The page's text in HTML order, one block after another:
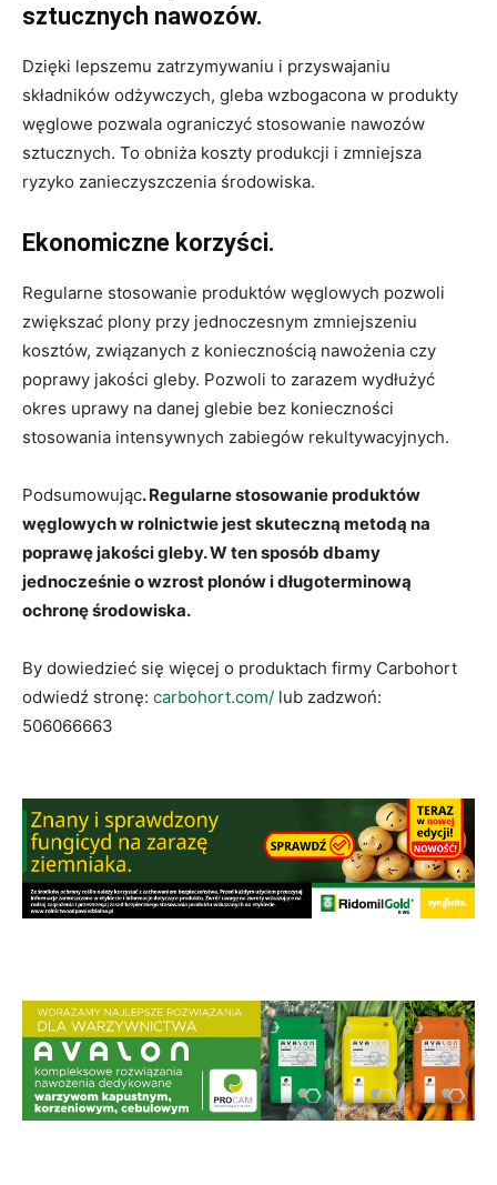
sztucznych nawozów.
Dzięki lepszemu zatrzymywaniu i przyswajaniu
składników odżywczych, gleba wzbogacona w produkty
węglowe pozwala ograniczyć stosowanie nawozów
sztucznych. To obniża koszty produkcji i zmniejsza
ryzyko zanieczyszczenia środowiska.
Ekonomiczne korzyści.
Regularne stosowanie produktów węglowych pozwoli
zwiększać plony przy jednoczesnym zmniejszeniu
kosztów, związanych z koniecznością nawożenia czy
poprawy jakości gleby. Pozwoli to zarazem wydłużyć
okres uprawy na danej glebie bez konieczności
stosowania intensywnych zabiegów rekultywacyjnych.
Podsumowując. Regularne stosowanie produktów
węglowych w rolnictwie jest skuteczną metodą na
poprawę jakości gleby. W ten sposób dbamy
jednocześnie o wzrost plonów i długoterminową
ochronę środowiska.
By dowiedzieć się więcej o produktach firmy Carbohort
odwiedź stronę: carbohort.com/ lub zadzwoń:
506066663